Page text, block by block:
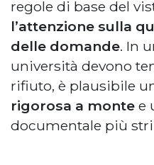
regole di base del
l’attenzione sulla
delle domande. In
università devono
rifiuto, è plausibile
rigorosa a monte e
documentale più